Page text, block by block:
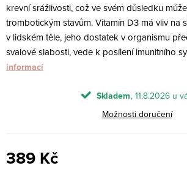
krevní srážlivosti, což ve svém důsledku
trombotickým stavům. Vitamín D3 má vliv na
v lidském těle, jeho dostatek v organismu
svalové slabosti, vede k posílení imunitního
informací
Skladem 11.8.2026
Možnosti doručení
389 Kč